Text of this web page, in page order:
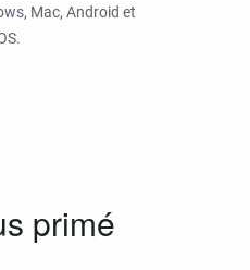
Mac, Android et
primé